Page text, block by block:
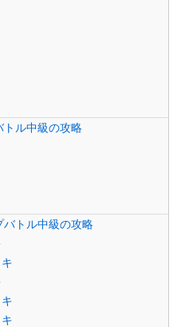
トル中級の攻略
バトル中級の攻略